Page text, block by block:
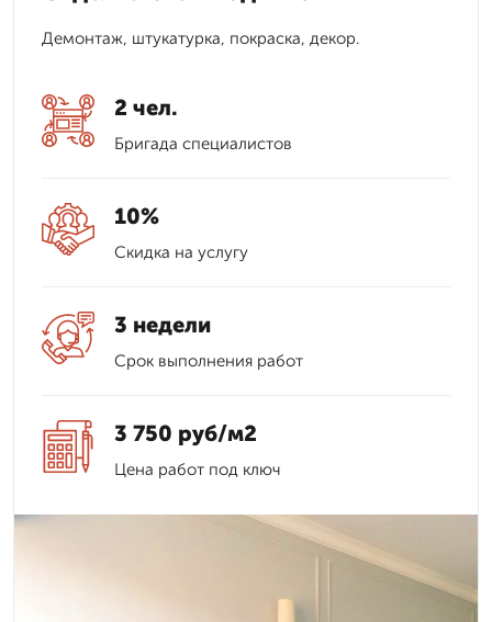
Демонтаж, штукатурка, покраска, декор.
2 чел.
Бригада специалистов
10%
Скидка на услугу
3 недели
Срок выполнения работ
3 750 руб/м2
Цена работ под ключ